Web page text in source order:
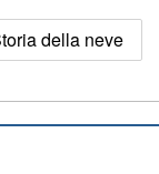
della neve